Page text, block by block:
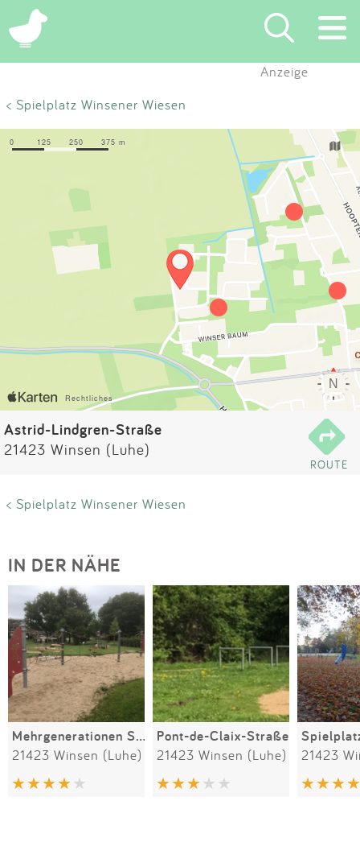
×
Suchen
Blog
Partner
Kontakt
Impressum
Anmelden
Anzeige
< Spielplatz Winsener Wiesen
Astrid-Lindgren-Straße
21423 Winsen (Luhe)
ROUTE
< Spielplatz Winsener Wiesen
IN DER NÄHE
Mehrgenerationen Spielplatz Winser Baum
21423 Winsen (Luhe)
Pont-de-Claix-Straße
21423 Winsen (Luhe) 21423